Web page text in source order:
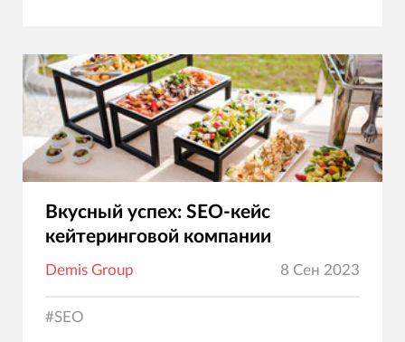
Вкусный успех: SEO-кейс
кейтеринговой компании
Demis Group 8 Сен 2023
#SEO